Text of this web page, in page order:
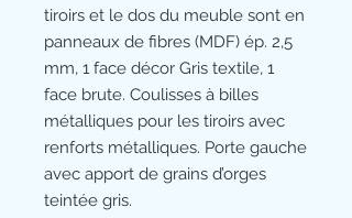
tiroirs et le dos du meuble sont en
panneaux de fibres (MDF) ép. 2,5
mm, 1 face décor Gris textile, 1
face brute. Coulisses à billes
métalliques pour les tiroirs avec
renforts métalliques. Porte gauche
avec apport de grains d’orges
teintée gris.